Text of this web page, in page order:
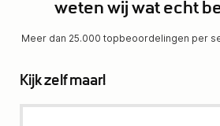
weten wij wat echt
Meer dan 25.000 topbeoordelingen per
Kijk zelf maar!